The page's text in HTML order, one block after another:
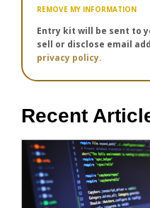
REMOVE MY INFORMATION
Entry kit will be sent to
sell or disclose email
privacy policy.
Recent